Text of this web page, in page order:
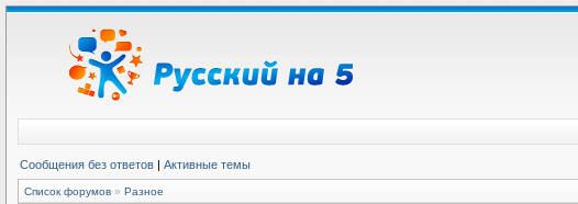
Сообщения без ответов | Активные темы
Список форумов » Разное